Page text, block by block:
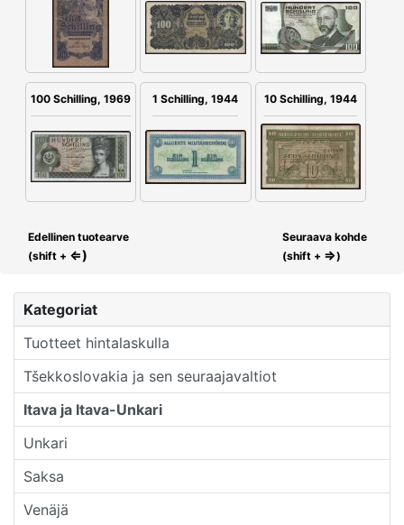
Kategoriat
Tuotteet hintalaskulla
Tšekkoslovakia ja sen seuraajavaltiot
Itava ja Itava-Unkari
Unkari
Saksa
Venäjä
100 Schilling, 1969 1 Schilling, 1944 10 Schilling, 1944
Edellinen tuotearve
(shift + ⇐)
Seuraava kohde
(shift + ⇒)